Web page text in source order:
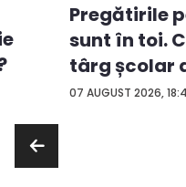
07 AUGUST 2026,
Pregătirile
sunt în toi.
târg școlar
con...